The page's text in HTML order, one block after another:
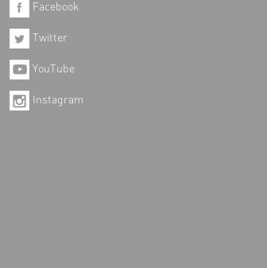
Facebook
Twitter
YouTube
Instagram